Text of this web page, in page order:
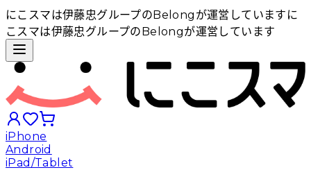
にこスマは伊藤忠グループのBelongが運営しています に
こスマは伊藤忠グループのBelongが運営しています
iPhone
Android
iPad/Tablet